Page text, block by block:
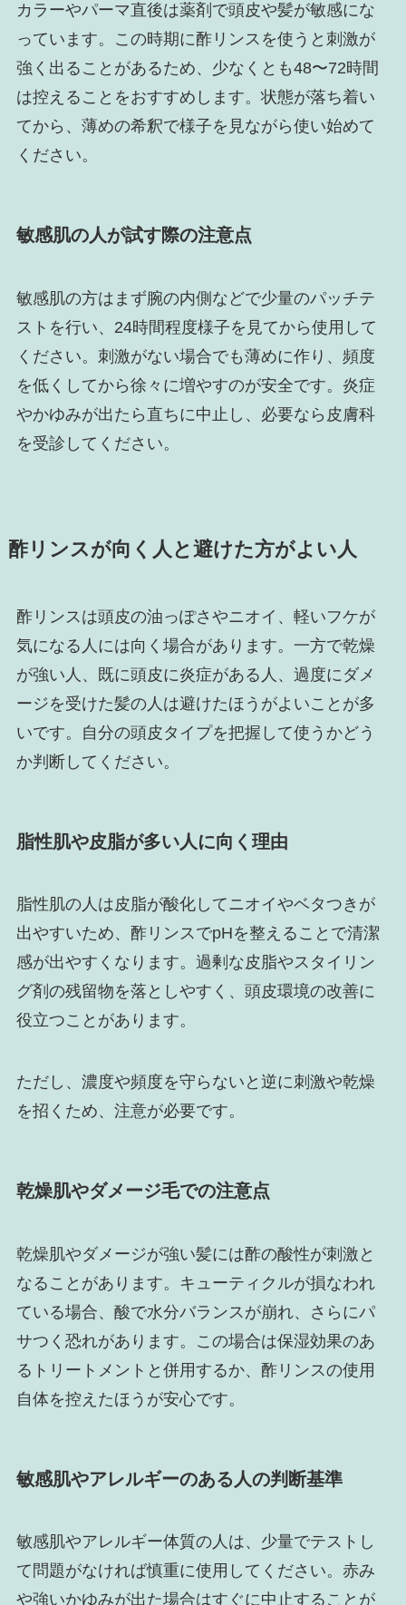
カラーやパーマ直後は薬剤で頭皮や髪が敏感にな
っています。この時期に酢リンスを使うと刺激が
強く出ることがあるため、少なくとも48〜72時間
は控えることをおすすめします。状態が落ち着い
てから、薄めの希釈で様子を見ながら使い始めて
ください。
敏感肌の人が試す際の注意点
敏感肌の方はまず腕の内側などで少量のパッチテ
ストを行い、24時間程度様子を見てから使用して
ください。刺激がない場合でも薄めに作り、頻度
を低くしてから徐々に増やすのが安全です。炎症
やかゆみが出たら直ちに中止し、必要なら皮膚科
を受診してください。
酢リンスが向く人と避けた方がよい人
酢リンスは頭皮の油っぽさやニオイ、軽いフケが
気になる人には向く場合があります。一方で乾燥
が強い人、既に頭皮に炎症がある人、過度にダメ
ージを受けた髪の人は避けたほうがよいことが多
いです。自分の頭皮タイプを把握して使うかどう
か判断してください。
脂性肌や皮脂が多い人に向く理由
脂性肌の人は皮脂が酸化してニオイやベタつきが
出やすいため、酢リンスでpHを整えることで清潔
感が出やすくなります。過剰な皮脂やスタイリン
グ剤の残留物を落としやすく、頭皮環境の改善に
役立つことがあります。
ただし、濃度や頻度を守らないと逆に刺激や乾燥
を招くため、注意が必要です。
乾燥肌やダメージ毛での注意点
乾燥肌やダメージが強い髪には酢の酸性が刺激と
なることがあります。キューティクルが損なわれ
ている場合、酸で水分バランスが崩れ、さらにパ
サつく恐れがあります。この場合は保湿効果のあ
るトリートメントと併用するか、酢リンスの使用
自体を控えたほうが安心です。
敏感肌やアレルギーのある人の判断基準
敏感肌やアレルギー体質の人は、少量でテストし
て問題がなければ慎重に使用してください。赤み
や強いかゆみが出た場合はすぐに中止することが